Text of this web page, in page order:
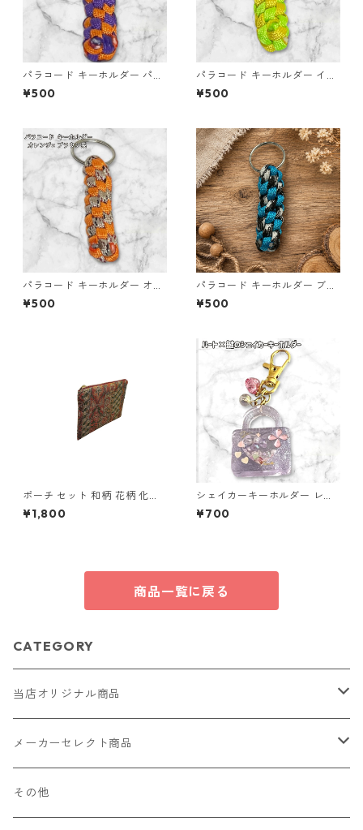
パラコード キーホルダー パー
プル オレンジ 編み込み s19
¥500
パラコード キーホルダー イエ
ロー ライトグリーン 編み込み
s37 アウトドア
¥500
パラコード キーホルダー オレ
ンジ ブラウン系 編み込み s35
¥500
パラコード キーホルダー ブル
ー×ブラック・ホワイト ハンド
メイド 国産 本革 ヌメ革
¥500
ポーチ セット 和柄 花柄 化粧
ポーチ 小物入れ マチあり マチ
なし o63 布小物 ハンドメイド
¥1,800
シェイカーキーホルダー レジ
ン キーホルダー ハート 鍵 バ
ッグチャーム ハンドメイド レ
ント ギフト
¥700
商品一覧に戻る
CATEGORY
当店オリジナル商品
レザー（革）
ロングウォレット
ストラップ
メーカーセレクト商品
財布・キーケース・カードケース
その他